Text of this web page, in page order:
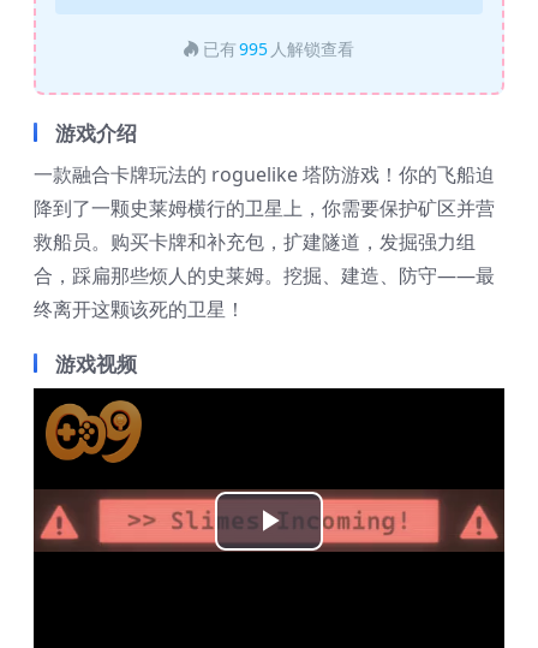
已有995 人解锁查看
游戏介绍
一款融合卡牌玩法的 roguelike 塔防游戏！你的飞船迫
降到了一颗史莱姆横行的卫星上，你需要保护矿区并营
救船员。购买卡牌和补充包，扩建隧道，发掘强力组
合，踩扁那些烦人的史莱姆。挖掘、建造、防守——最
终离开这颗该死的卫星！
游戏视频
Play